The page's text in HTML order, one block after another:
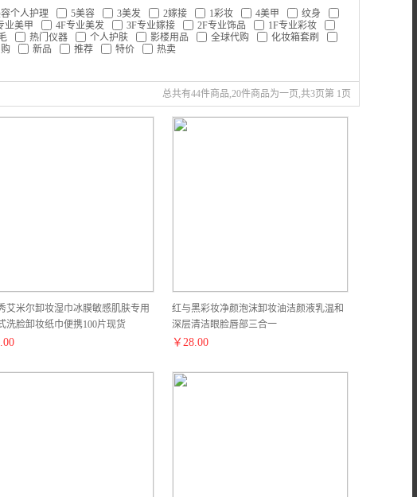
个人护理 5美容 3美发 2嫁接 1彩妆 4美甲
纹身
业美甲 4F专业美发 3F专业嫁接 2F专业饰品
1F专业彩妆
热门仪器 个人护肤 影楼用品 全球代购
化妆箱套刷
新品 推荐 特价 热卖
总共有44件商品,20件商品为一页,共3页第 1页
艾米尔卸妆湿巾冰膜敏感肌肤专用
洗脸卸妆纸巾便携100片现货
红与黑彩妆净颜泡沫卸妆油洁颜液乳温和
深层清洁眼脸唇部三合一
￥ 28.00